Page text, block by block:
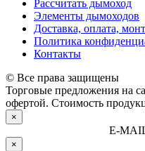
Рассчитать дымоход
Элементы дымоходов
Доставка, оплата,
Политика
Контакты
© Все права защищены
Торговые предложения на
офертой. Стоимость
×
E-
×